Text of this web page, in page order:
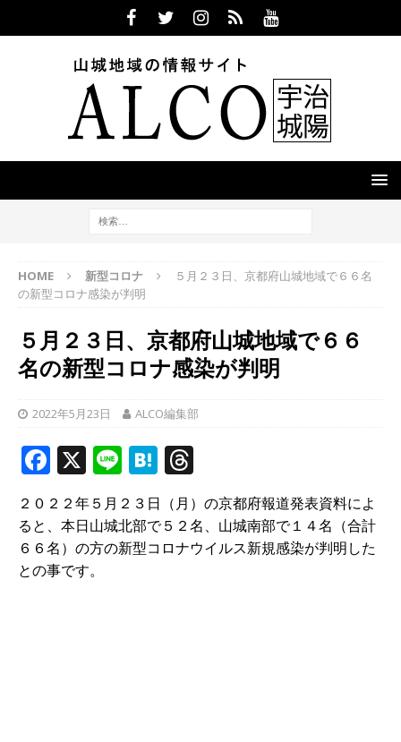
HOME 新型コロナ
５月２３日、京都府山城地域で６６名
の新型コロナ感染が判明
５月２３日、京都府山城地域で６６
名の新型コロナ感染が判明
2022年5月23日 ALCO編集部
F
a
c
e
b
X Li
n
e
H
at
e
n
h
r
e
２０２２年５月２３日（月）の京都府報道発表資料によ
ると、本日山城北部で５２名、山城南部で１４名（合計
６６名）の方の新型コロナウイルス新規感染が判明した
との事です。